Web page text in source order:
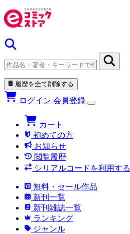
履歴を全て削除する
ログイン 会員登録
カート
初めての方
お知らせ
閲覧履歴
シリアルコードを利用する
無料・セール作品
新刊一覧
新刊雑誌一覧
ランキング
ジャンル